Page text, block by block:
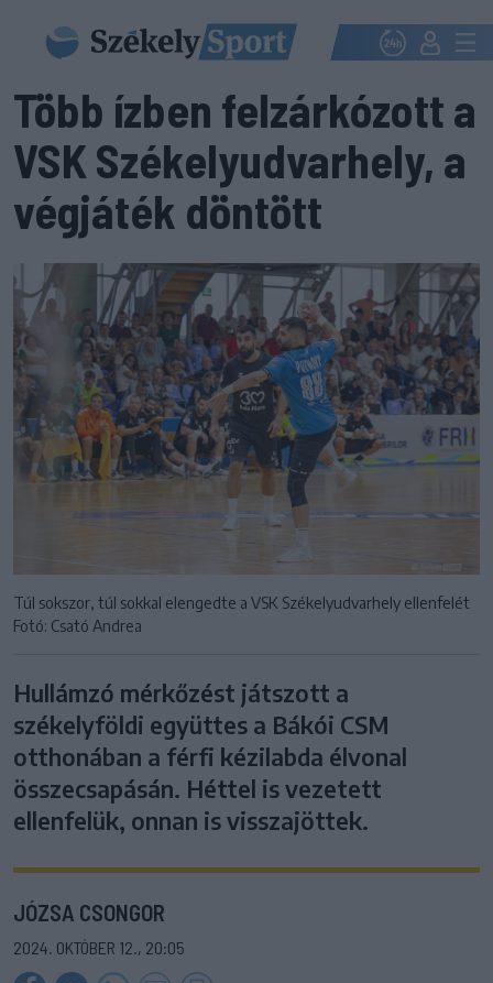
Több ízben felzárkózott a
VSK Székelyudvarhely, a
végjáték döntött
Túl sokszor, túl sokkal elengedte a VSK Székelyudvarhely ellenfelét
Fotó: Csató Andrea
Hullámzó mérkőzést játszott a
székelyföldi együttes a Bákói CSM
otthonában a férfi kézilabda élvonal
összecsapásán. Héttel is vezetett
ellenfelük, onnan is visszajöttek.
JÓZSA CSONGOR
2024. OKTÓBER 12., 20:05